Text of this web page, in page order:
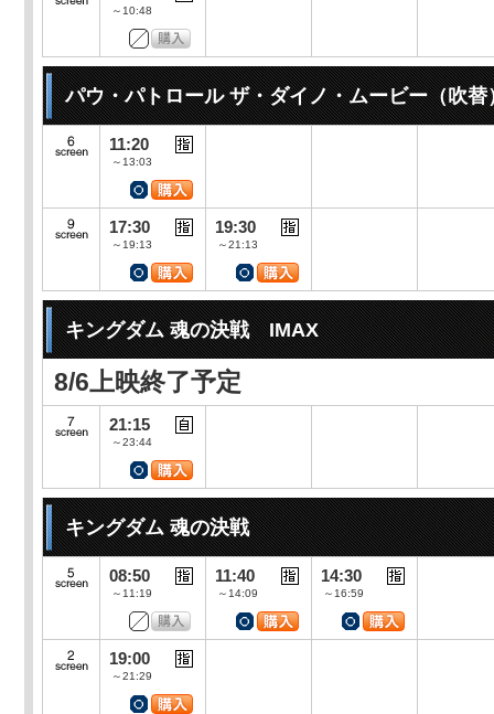
～10:48
パウ・パトロール ザ・ダイノ・ムービー（吹替
11:20
～13:03
17:30
～19:13
19:30
～21:13
キングダム 魂の決戦 IMAX
8/6上映終了予定
21:15
～23:44
キングダム 魂の決戦
08:50
～11:19
11:40
～14:09
14:30
～16:59
19:00
～21:29